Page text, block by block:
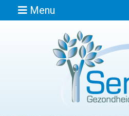
Menu